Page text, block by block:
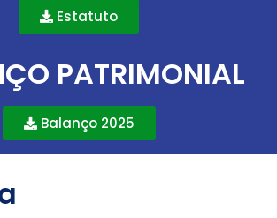
Estatuto
PATRIMONIAL
Balanço 2025